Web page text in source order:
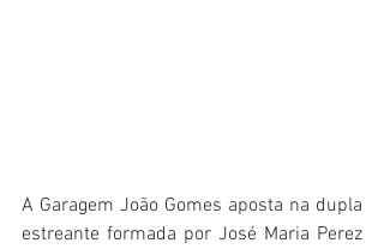
A Garagem João Gomes aposta na dupla
estreante formada por José Maria Perez